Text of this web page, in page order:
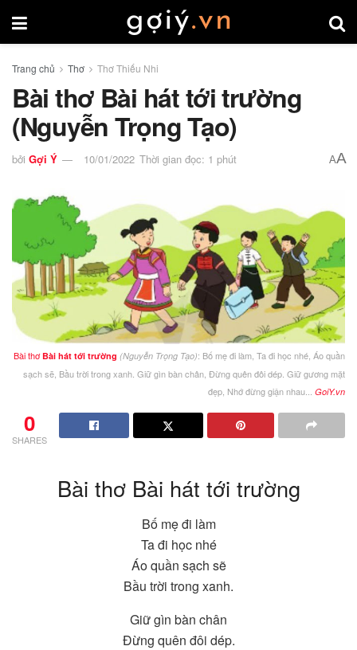
Trang chủ Thơ Thơ Thiếu Nhi
Bài thơ Bài hát tới trường
(Nguyễn Trọng Tạo)
bởi Gợi Ý 10/01/2022 Thời gian đọc: 1 phút AA
Bài thơBài hát tới trường (Nguyễn Trọng Tạo): Bố mẹ đi làm, Ta đi học nhé, Áo quần
sạch sẽ, Bầu trời trong xanh. Giữ gìn bàn chân, Đừng quên đôi dép. Giữ gương mặt
đẹp, Nhớ đừng giận nhau... GoiY.vn
0
SHARES
Bài thơ Bài hát tới trường
Bố mẹ đi làm
Ta đi học nhé
Áo quần sạch sẽ
Bầu trời trong xanh.
Giữ gìn bàn chân
Đừng quên đôi dép.